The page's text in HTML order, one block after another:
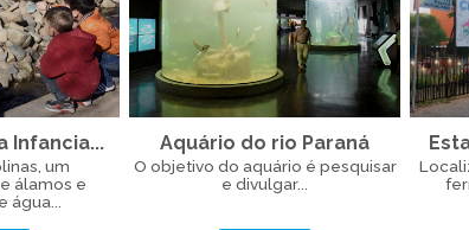
Infancia...
um
álamos e
Aquário do rio Paraná
O objetivo do aquário é pesquisar
e divulgar...